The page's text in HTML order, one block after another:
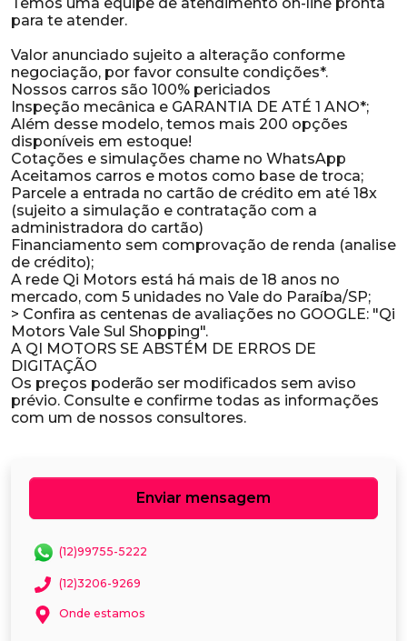
para te atender.
Valor anunciado sujeito a alteração conforme
negociação, por favor consulte condições*.
Nossos carros são 100% periciados
Inspeção mecânica e GARANTIA DE ATÉ 1 ANO*;
Além desse modelo, temos mais 200 opções
disponíveis em estoque!
Cotações e simulações chame no WhatsApp
Aceitamos carros e motos como base de troca;
Parcele a entrada no cartão de crédito em até 18x
(sujeito a simulação e contratação com a
administradora do cartão)
Financiamento sem comprovação de renda (analise
de crédito);
A rede Qi Motors está há mais de 18 anos no
mercado, com 5 unidades no Vale do Paraíba/SP;
> Confira as centenas de avaliações no GOOGLE: "Qi
Motors Vale Sul Shopping".
A QI MOTORS SE ABSTÉM DE ERROS DE
DIGITAÇÃO
Os preços poderão ser modificados sem aviso
prévio. Consulte e confirme todas as informações
Enviar mensagem
(12)99755-5222
(12)3206-9269
Onde estamos